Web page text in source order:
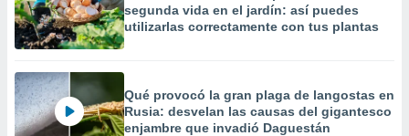
segunda vida en el jardín: así puedes
utilizarlas correctamente con tus plantas
Qué provocó la gran plaga de langostas en
Rusia: desvelan las causas del gigantesco
enjambre que invadió Daguestán